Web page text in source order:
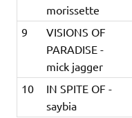
morissette
9
VISIONS OF
PARADISE -
mick jagger
10
IN SPITE OF -
saybia